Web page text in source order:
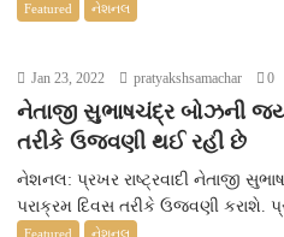
Featured નેશનલ
Jan 23, 2022 pratyakshsamachar 0
નેતાજી સુભાષચંદ્ર બોઝની
તરીકે ઉજવણી થઈ રહી છે
નેશનલ: પ્રખર રાષ્ટ્રવાદી નેતાજી
પરાક્રમ દિવસ તરીકે ઉજવણી કરાશે.
Featured નેશનલ